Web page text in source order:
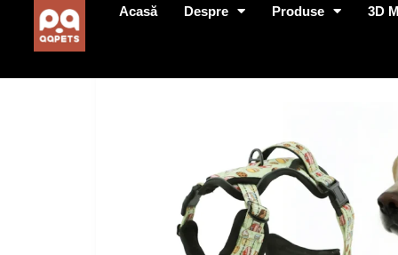
Acasă Despre Produse 3D